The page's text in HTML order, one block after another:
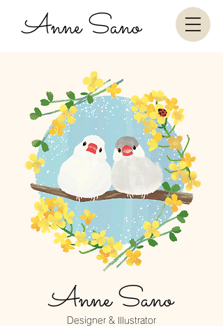
Anne Sano
Designer & Illustrator
Anne Sano